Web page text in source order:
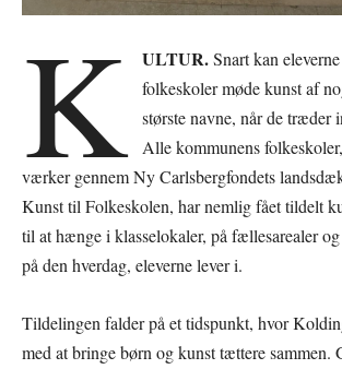
K ULTUR.Snart kan
folkeskoler møde kunst af
største navne, når de træder
Alle kommunens
værker gennem Ny Carlsbergfondets
Kunst til Folkeskolen, har nemlig fået tildelt
til at hænge i klasselokaler, på fællesarealer
på den hverdag, eleverne lever i.
Tildelingen falder på et tidspunkt, hvor
med at bringe børn og kunst tættere sammen.